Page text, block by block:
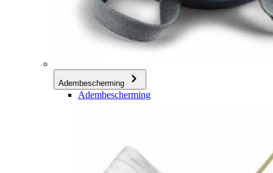
Adembescherming
Adembescherming